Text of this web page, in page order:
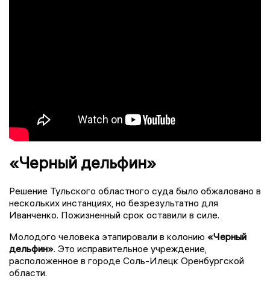
«Черный дельфин»
Решение Тульского областного суда было обжаловано в
нескольких инстанциях, но безрезультатно для
Иванченко. Пожизненный срок оставили в силе.
Молодого человека этапировали в колонию «Черный
дельфин». Это исправительное учреждение,
расположенное в городе Соль-Илецк Оренбургской
области.